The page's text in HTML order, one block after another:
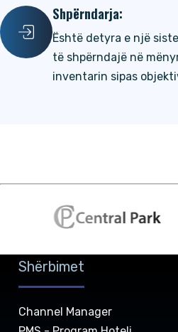
Shpërndarja:
Është detyra e një
të shpërndajë në
inventarin sipas
Shërbimet
Channel Manager